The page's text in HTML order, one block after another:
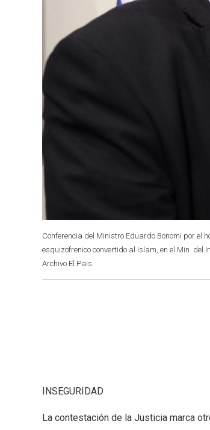
Conferencia del Ministro Eduardo Bonomi por
esquizofrenico convertido al Islam, en el Min. del
Archivo El Pais
INSEGURIDAD
La contestación de la Justicia marca